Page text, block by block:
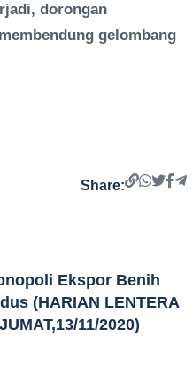
dorongan
gelombang
Share:
Ekspor Benih
(HARIAN LENTERA
11/2020)